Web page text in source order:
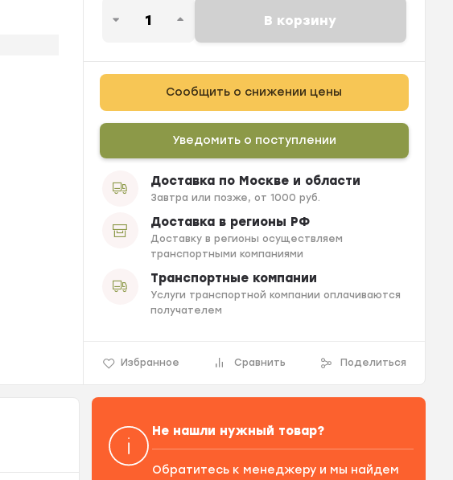
В корзину
Сообщить о снижении цены
Уведомить о поступлении
Доставка по Москве и области
Завтра или позже, от 1000 руб.
Доставка в регионы РФ
Доставку в регионы осуществляем
транспортными компаниями
Транспортные компании
Услуги транспортной компании оплачиваются
получателем
Избранное Сравнить Поделиться
Не нашли нужный товар?
Обратитесь к менеджеру и мы найдем